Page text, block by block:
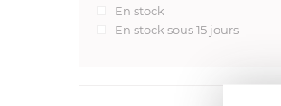
En stock
En stock sous 15 jours